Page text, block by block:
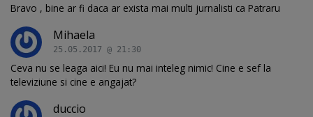
Bravo , bine ar fi daca ar exista mai multi jurnalisti ca Patraru
Mihaela
25.05.2017 @ 21:30
Ceva nu se leaga aici! Eu nu mai inteleg nimic! Cine e sef la
televiziune si cine e angajat?
duccio